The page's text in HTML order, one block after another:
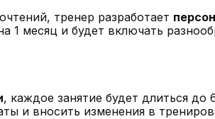
тренер разработает
1 месяц и будет включать
, каждое занятие будет длиться до
и вносить изменения в